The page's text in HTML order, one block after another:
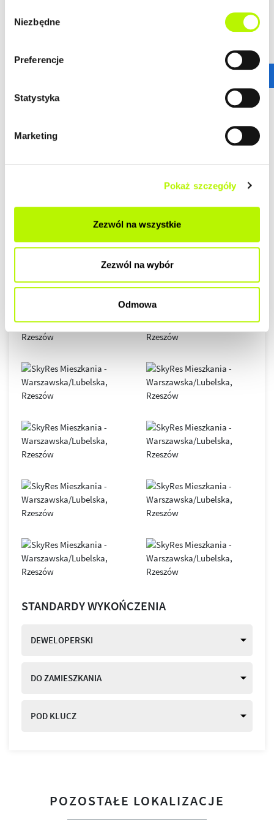
zgody
Niezbędne
Preferencje
Statystyka
Marketing
Pokaż szczegóły
Zezwól na wszystkie
Zezwól na wybór
Odmowa
STANDARDY WYKOŃCZENIA
DEWELOPERSKI
DO ZAMIESZKANIA
POD KLUCZ
POZOSTAŁE LOKALIZACJE